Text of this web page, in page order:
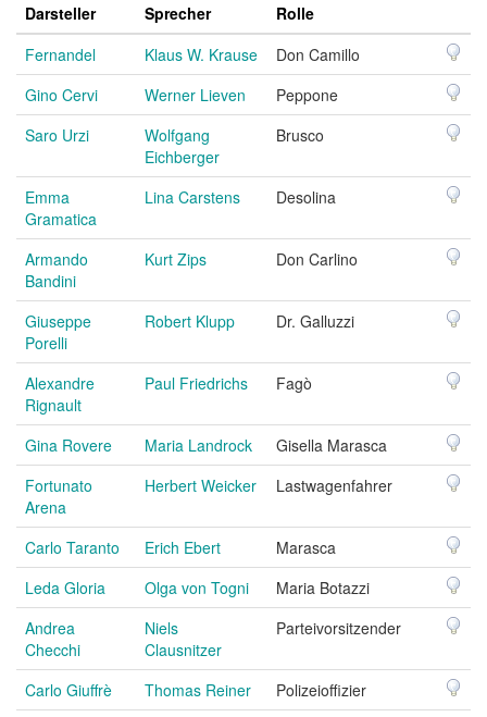
Darsteller Sprecher
Rolle
Fernandel
Klaus W. Krause
Don Camillo
Gino Cervi
Werner Lieven
Peppone
Saro Urzi
Wolfgang
Eichberger
Brusco
Emma
Gramatica
Lina Carstens Desolina
Armando
Bandini
Kurt Zips Don Carlino
Giuseppe
Porelli
Robert Klupp Dr. Galluzzi
Alexandre
Rignault
Paul Friedrichs Fagò
Gina Rovere Maria Landrock
Gisella Marasca
Fortunato
Arena
Herbert Weicker Lastwagenfahrer
Carlo Taranto Erich Ebert
Marasca
Leda Gloria
Olga von Togni
Maria Botazzi
Andrea
Checchi
Niels
Clausnitzer
Parteivorsitzender
Carlo Giuffrè Thomas Reiner
Polizeioffizier